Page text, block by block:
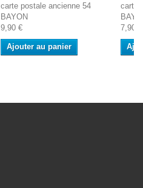
carte postale ancienne 54
BAYON
9,90 €
Ajouter au panier
carte
7,90 €